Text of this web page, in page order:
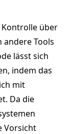
über
Tools
lässt sich
indem das
mit
Da die
Vorsicht